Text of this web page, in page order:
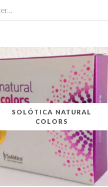
SOLÓTICA NATURAL
COLORS